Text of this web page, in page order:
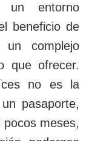
un entorno
beneficio de
complejo
que ofrecer.
no es la
pasaporte,
meses,